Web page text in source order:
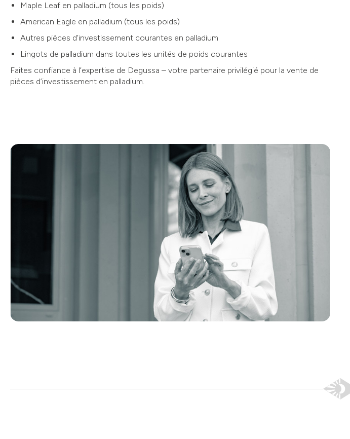
Maple Leaf en palladium (tous les poids)
American Eagle en palladium (tous les poids)
Autres pièces d’investissement courantes en palladium
Lingots de palladium dans toutes les unités de poids courantes
Faites confiance à l’expertise de Degussa – votre partenaire privilégié pour la vente de
pièces d’investissement en palladium.